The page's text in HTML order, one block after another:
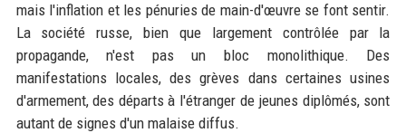
mais l'inflation et les pénuries de main-d'œuvre se font sentir.
La société russe, bien que largement contrôlée par la
propagande, n'est pas un bloc monolithique. Des
manifestations locales, des grèves dans certaines usines
d'armement, des départs à l'étranger de jeunes diplômés, sont
autant de signes d'un malaise diffus.